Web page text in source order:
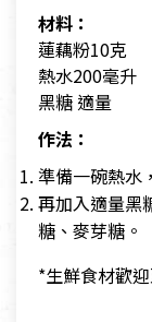
材料：
蓮藕粉10克
熱水200毫升
黑糖 適量
作法：
準備一碗熱水
再加入適量黑
糖、麥芽糖。
*生鮮食材歡